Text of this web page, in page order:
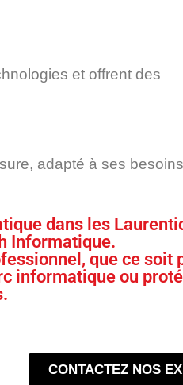
et offrent des
adapté à ses besoins
dans les
Informatique.
que ce soit
informatique ou
CONTACTEZ NOS